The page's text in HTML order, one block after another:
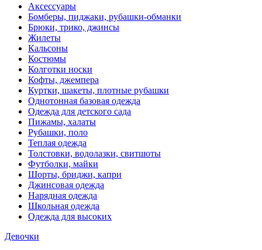
Аксессуары
Бомберы, пиджаки, рубашки-обманки
Брюки, трико, джинсы
Жилеты
Кальсоны
Костюмы
Колготки носки
Кофты, джемпера
Куртки, шакеты, плотные рубашки
Однотонная базовая одежда
Одежда для детского сада
Пижамы, халаты
Рубашки, поло
Теплая одежда
Толстовки, водолазки, свитшоты
Футболки, майки
Шорты, бриджи, капри
Джинсовая одежда
Нарядная одежда
Школьная одежда
Одежда для высоких
Девочки